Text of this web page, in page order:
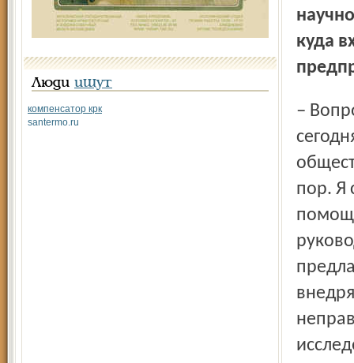
Люди ищут
компенсатор крк
santermo.ru
куда
– Вопрос чрезвычайно интересный и актуальный до
пор. Я